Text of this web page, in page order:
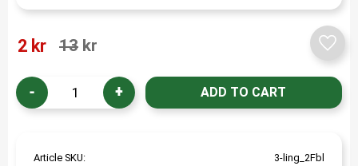
Reduced price:
2 kr Original price:
13 kr
+
-
Add
Article SKU 3-ling_2Fbl